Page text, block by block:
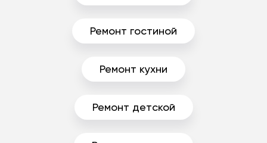
Ремонт гостиной
Ремонт кухни
Ремонт детской